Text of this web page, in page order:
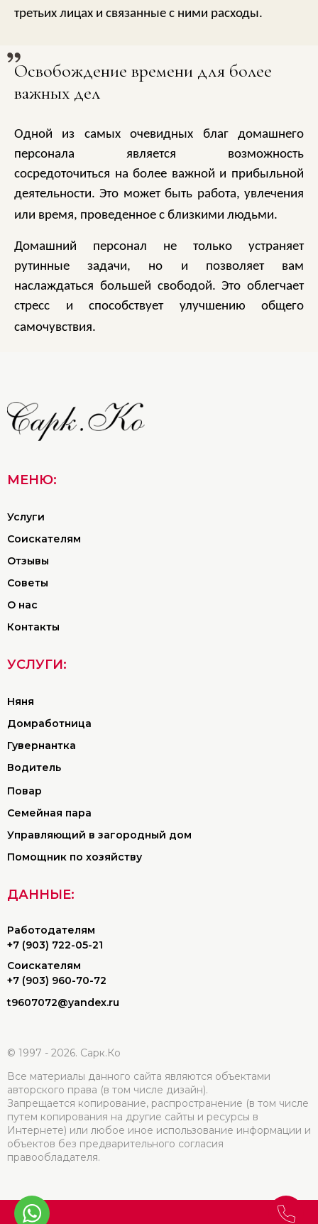
третьих лицах и связанные с ними расходы.
Освобождение времени для более
важных дел
Одной из самых очевидных благ домашнего
персонала является возможность
сосредоточиться на более важной и прибыльной
деятельности. Это может быть работа, увлечения
или время, проведенное с близкими людьми.
Домашний персонал не только устраняет
рутинные задачи, но и позволяет вам
наслаждаться большей свободой. Это облегчает
стресс и способствует улучшению общего
самочувствия.
МЕНЮ:
Услуги
Соискателям
Отзывы
Советы
О нас
Контакты
УСЛУГИ:
Няня
Домработница
Гувернантка
Водитель
Повар
Семейная пара
Управляющий в загородный дом
Помощник по хозяйству
ДАННЫЕ:
Работодателям
+7 (903) 722-05-21
Соискателям
+7 (903) 960-70-72
t9607072@yandex.ru
© 1997 - 2026. Сарк.Ко
Все материалы данного сайта являются объектами
авторского права (в том числе дизайн).
Запрещается копирование, распространение (в том числе
путем копирования на другие сайты и ресурсы в
Интернете) или любое иное использование информации и
объектов без предварительного согласия
правообладателя.